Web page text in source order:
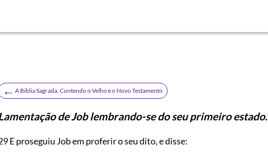
← A Biblia Sagrada, Contendo o Velho e o Novo Testamento
de Job lembrando-se do seu primeiro estado.
E proseguiu Job em proferir o seu dito, e disse: